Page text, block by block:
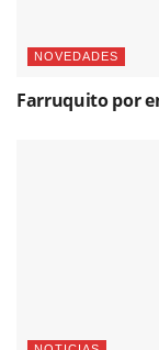
NOVEDADES
Farruquito por